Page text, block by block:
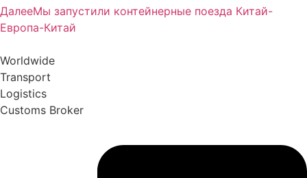
ДалееМы запустили контейнерные поезда Китай-
Европа-Китай
Worldwide
Transport
Logistics
Customs Broker